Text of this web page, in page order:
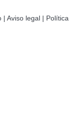
| Aviso legal | Política